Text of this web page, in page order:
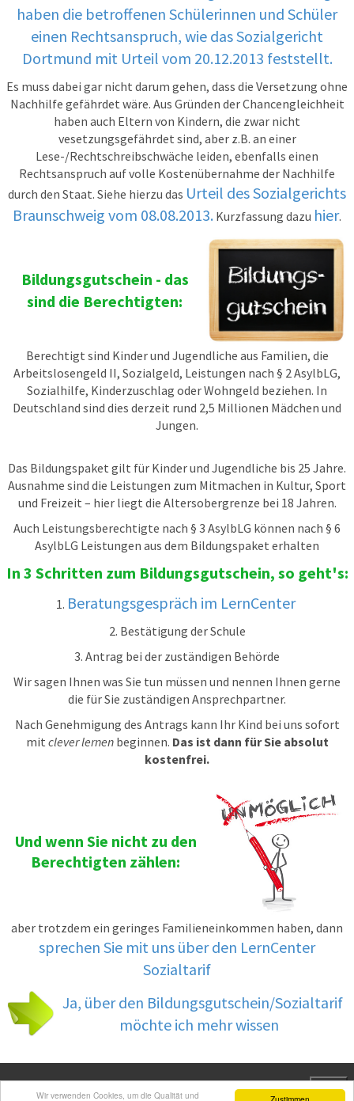
Wir verwenden Cookies, um die Qualität und
haben die betroffenen Schülerinnen und Schüler
einen Rechtsanspruch, wie das Sozialgericht
Dortmund mit Urteil vom 20.12.2013 feststellt.
Es muss dabei gar nicht darum gehen, dass die Versetzung ohne
Nachhilfe gefährdet wäre. Aus Gründen der Chancengleichheit
haben auch Eltern von Kindern, die zwar nicht
vesetzungsgefährdet sind, aber z.B. an einer
Lese-/Rechtschreibschwäche leiden, ebenfalls einen
Rechtsanspruch auf volle Kostenübernahme der Nachhilfe
durch den Staat. Siehe hierzu das Urteil des Sozialgerichts
Braunschweig vom 08.08.2013. Kurzfassung dazu hier.
Bildungsgutschein - das
sind die Berechtigten:
Berechtigt sind Kinder und Jugendliche aus Familien, die
Arbeitslosengeld II, Sozialgeld, Leistungen nach § 2 AsylbLG,
Sozialhilfe, Kinderzuschlag oder Wohngeld beziehen. In
Deutschland sind dies derzeit rund 2,5 Millionen Mädchen und
Jungen.
Das Bildungspaket gilt für Kinder und Jugendliche bis 25 Jahre.
Ausnahme sind die Leistungen zum Mitmachen in Kultur, Sport
und Freizeit – hier liegt die Altersobergrenze bei 18 Jahren.
Auch Leistungsberechtigte nach § 3 AsylbLG können nach § 6
AsylbLG Leistungen aus dem Bildungspaket erhalten
In 3 Schritten zum Bildungsgutschein, so geht's:
1. Beratungsgespräch im LernCenter
2. Bestätigung der Schule
3. Antrag bei der zuständigen Behörde
Wir sagen Ihnen was Sie tun müssen und nennen Ihnen gerne
die für Sie zuständigen Ansprechpartner.
Nach Genehmigung des Antrags kann Ihr Kind bei uns sofort
mit clever lernenbeginnen. Das ist dann für Sie absolut
kostenfrei.
Und wenn Sie nicht zu den
Berechtigten zählen:
aber trotzdem ein geringes Familieneinkommen haben, dann
sprechen Sie mit uns über den LernCenter
Sozialtarif
Ja, über den Bildungsgutschein/Sozialtarif
möchte ich mehr wissen
Menu